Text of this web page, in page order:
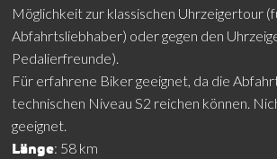
Möglichkeit zur klassischen Uhrzeigertour
Abfahrtsliebhaber) oder gegen den
Pedalierfreunde).
Für erfahrene Biker geeignet, da die
technischen Niveau S2 reichen können.
geeignet.
Länge: 58 km